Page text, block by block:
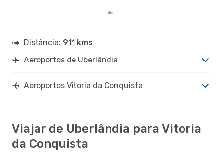
Distância: 911 kms
Aeroportos de Uberlândia
Aeroportos Vitoria da Conquista
Viajar de Uberlândia para Vitoria
da Conquista